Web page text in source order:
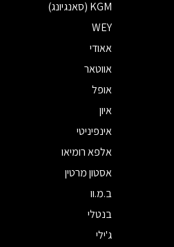
KGM (סאנגיונג)
WEY
אאודי
אווטאר
אופל
איון
אינפיניטי
אלפא רומיאו
אסטון מרטין
ב.מ.וו
בנטלי
ג'ילי